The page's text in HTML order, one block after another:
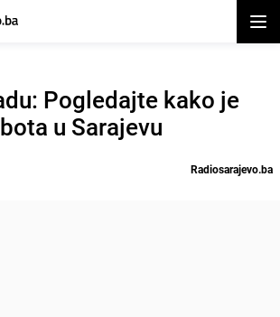
Pogledajte kako je
u Sarajevu
Radiosarajevo.ba